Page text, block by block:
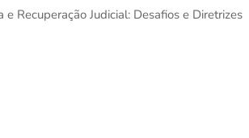
Recuperação Judicial: Desafios e Diretrizes